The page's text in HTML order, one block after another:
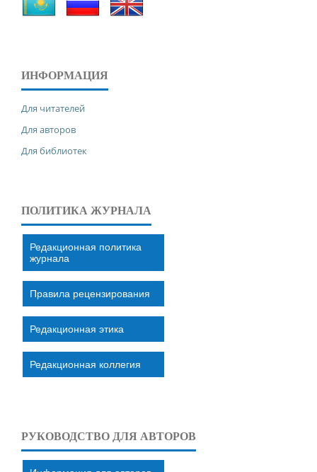
ИНФОРМАЦИЯ
Для читателей
Для авторов
Для библиотек
ПОЛИТИКА ЖУРНАЛА
Редакционная политика
журнала
Правила рецензирования
Редакционная этика
Редакционная коллегия
РУКОВОДСТВО ДЛЯ АВТОРОВ